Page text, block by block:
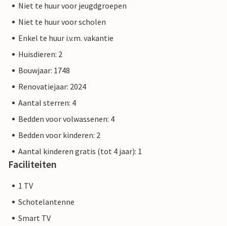
Niet te huur voor jeugdgroepen
Niet te huur voor scholen
Enkel te huur i.v.m. vakantie
Huisdieren: 2
Bouwjaar: 1748
Renovatiejaar: 2024
Aantal sterren: 4
Bedden voor volwassenen: 4
Bedden voor kinderen: 2
Aantal kinderen gratis (tot 4 jaar): 1
Faciliteiten
1 TV
Schotelantenne
Smart TV